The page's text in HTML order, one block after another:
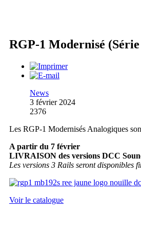
RGP-1 Modernisé (Série
News
3 février 2024
2376
Les RGP-1 Modernisés Analogiques
A partir du 7 février
LIVRAISON des versions DCC
Les versions 3 Rails seront disponibles
Voir le catalogue